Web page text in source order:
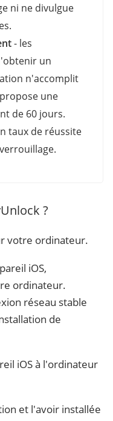
ni ne divulgue
- les
un
n'accomplit
une
de 60 jours.
taux de réussite
?
votre ordinateur.
iOS,
ordinateur.
réseau stable
de
iOS à l'ordinateur
et l'avoir installée